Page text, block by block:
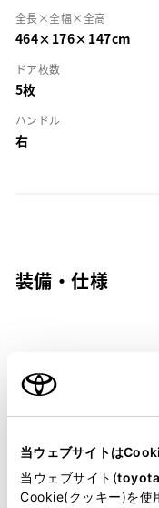
当ウェブサイトは
当ウェブサイト(
Cookie(クッキー)を使
全長×全幅×全高
464×176×147cm
ドア枚数
5枚
ハンドル
右
装備・仕様
基本装備
パワステ